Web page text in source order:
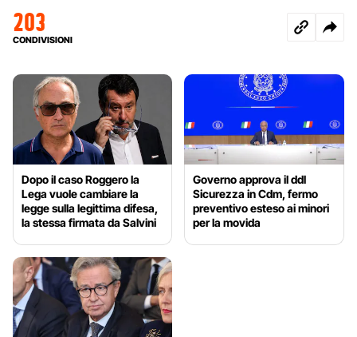
203
CONDIVISIONI
Dopo il caso Roggero la
Lega vuole cambiare la
legge sulla legittima difesa,
la stessa firmata da Salvini
Governo approva il ddl
Sicurezza in Cdm, fermo
preventivo esteso ai minori
per la movida